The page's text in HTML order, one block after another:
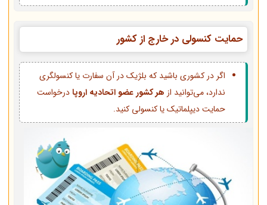
حمایت کنسولی در خارج از کشور
اگر در کشوری باشید که بلژیک در آن سفارت یا کنسولگری
ندارد، می‌توانید از هر کشور عضو اتحادیه اروپادرخواست
حمایت دیپلماتیک یا کنسولی کنید.